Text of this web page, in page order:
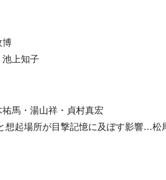
博
上知子
馬・湯山祥・貞村真宏
起場所が目撃記憶に及ぼす影響…松